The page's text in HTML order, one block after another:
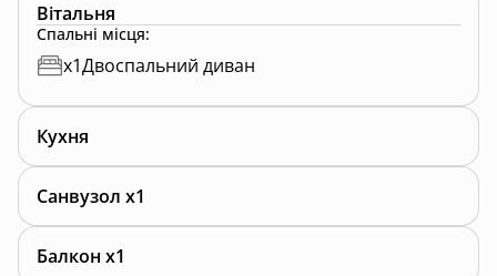
Вітальня
Спальні місця:
x1Двоспальний диван
Кухня
Санвузол x1
Балкон x1